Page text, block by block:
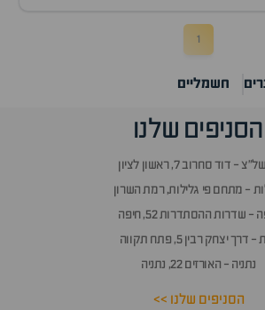
1
חשמליים
הסניפים שלנו
- דוד סחרוב 7, ראשון לציון
- מתחם פי גלילות, רמת השרון
- שדרות ההסתדרות 52, חיפה
דרך יצחק רבין 5, פתח תקווה
נתניה - האורזים 22, נתניה
הסניפים שלנו >>